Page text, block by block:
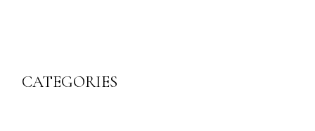
CATEGORIES